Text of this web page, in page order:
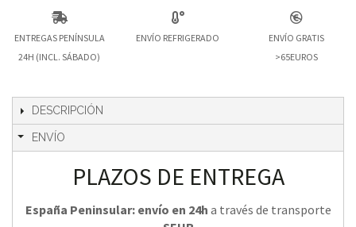
ENTREGAS PENÍNSULA
24H (INCL. SÁBADO)
ENVÍO REFRIGERADO
ENVÍO GRATIS
>65EUROS
DESCRIPCIÓN
ENVÍO
PLAZOS DE ENTREGA
España Peninsular: envío en 24h a través de transporte